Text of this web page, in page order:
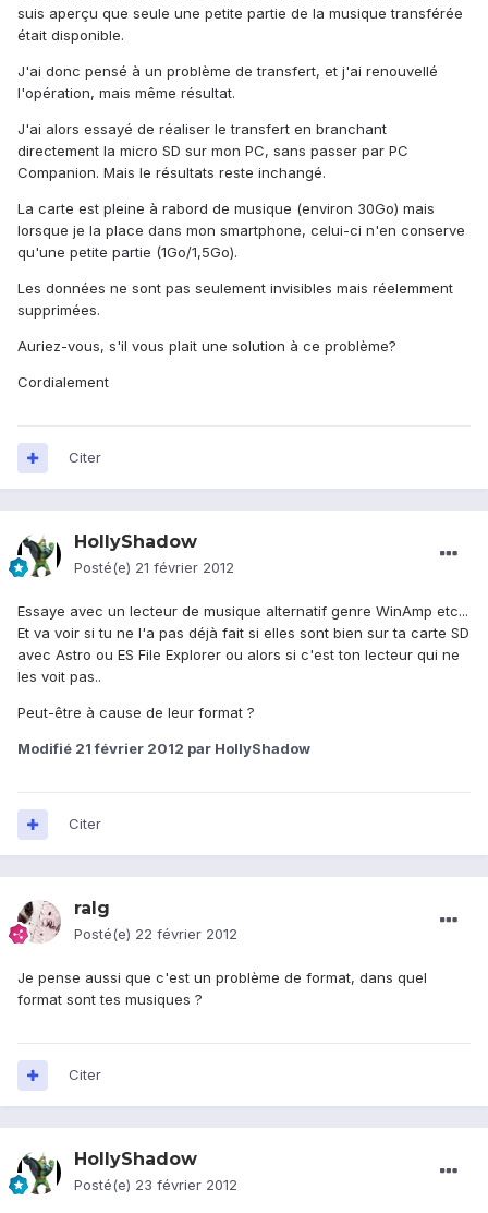
suis aperçu que seule une petite partie de la musique transférée
était disponible.
J'ai donc pensé à un problème de transfert, et j'ai renouvellé
l'opération, mais même résultat.
J'ai alors essayé de réaliser le transfert en branchant
directement la micro SD sur mon PC, sans passer par PC
Companion. Mais le résultats reste inchangé.
La carte est pleine à rabord de musique (environ 30Go) mais
lorsque je la place dans mon smartphone, celui-ci n'en conserve
qu'une petite partie (1Go/1,5Go).
Les données ne sont pas seulement invisibles mais réelemment
supprimées.
Auriez-vous, s'il vous plait une solution à ce problème?
Cordialement
Citer
HollyShadow
Posté(e) 21 février 2012
Essaye avec un lecteur de musique alternatif genre WinAmp etc...
Et va voir si tu ne l'a pas déjà fait si elles sont bien sur ta carte SD
avec Astro ou ES File Explorer ou alors si c'est ton lecteur qui ne
les voit pas..
Peut-être à cause de leur format ?
Modifié 21 février 2012 par HollyShadow
Citer
ralg
Posté(e) 22 février 2012
Je pense aussi que c'est un problème de format, dans quel
format sont tes musiques ?
Citer
HollyShadow
Posté(e) 23 février 2012